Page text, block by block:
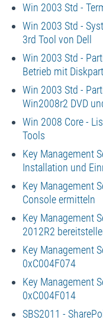
Win 2003 Std -
Win 2003 Std -
3rd Tool von Dell
Win 2003 Std -
Betrieb mit
Win 2003 Std -
Win2008r2 DVD
Win 2008 Core -
Tools
Key Management
Installation und
Key Management
Console ermitteln
Key Management
2012R2
Key Management
0xC004F074
Key Management
0xC004F014
SBS2011 -